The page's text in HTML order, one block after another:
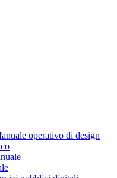
operativo di design